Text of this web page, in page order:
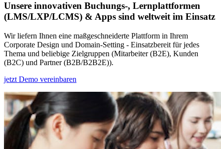
Unsere innovativen Buchungs-, Lernplattformen
(LMS/LXP/LCMS) & Apps sind weltweit im Einsatz
Wir liefern Ihnen eine maßgeschneiderte Plattform in Ihrem
Corporate Design und Domain-Setting - Einsatzbereit für jedes
Thema und beliebige Zielgruppen (Mitarbeiter (B2E), Kunden
(B2C) und Partner (B2B/B2B2E)).
jetzt Demo vereinbaren